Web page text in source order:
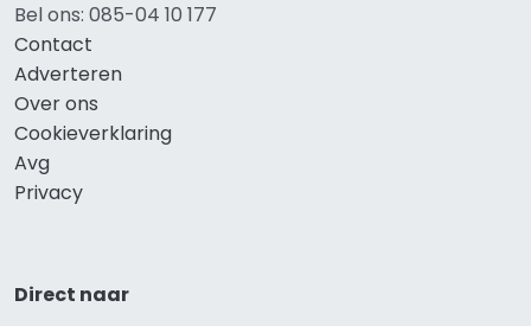
Bel ons: 085-04 10 177
Contact
Adverteren
Over ons
Cookieverklaring
Avg
Privacy
Direct naar